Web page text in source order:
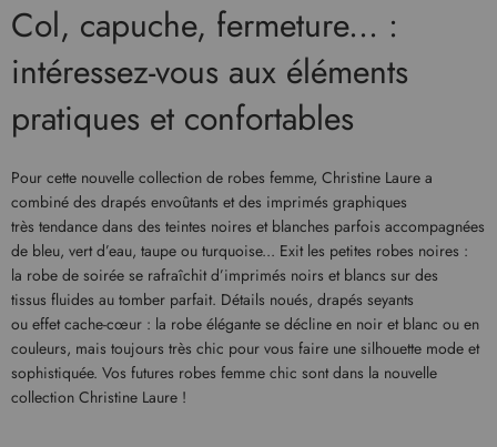
Col, capuche, fermeture... :
intéressez-vous aux éléments
pratiques et confortables
Pour cette nouvelle collection de robes femme, Christine Laure a
combiné des drapés envoûtants et des imprimés graphiques
très tendance dans des teintes noires et blanches parfois accompagnées
de bleu, vert d’eau, taupe ou turquoise... Exit les petites robes noires :
la robe de soirée se rafraîchit d’imprimés noirs et blancs sur des
tissus fluides au tomber parfait. Détails noués, drapés seyants
ou effet cache-cœur : la robe élégante se décline en noir et blanc ou en
couleurs, mais toujours très chic pour vous faire une silhouette mode et
sophistiquée. Vos futures robes femme chic sont dans la nouvelle
collection Christine Laure !